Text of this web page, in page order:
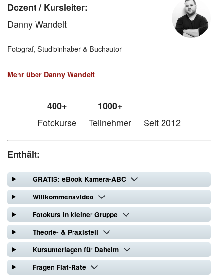
Dozent / Kursleiter:
Danny Wandelt
Fotograf, Studioinhaber & Buchautor
Mehr über Danny Wandelt
400+
Fotokurse
1000+
Teilnehmer
Seit 2012
Enthält:
GRATIS: eBook Kamera-ABC
Willkommensvideo
Fotokurs in kleiner Gruppe
Theorie- & Praxisteil
Kursunterlagen für Daheim
Fragen Flat-Rate